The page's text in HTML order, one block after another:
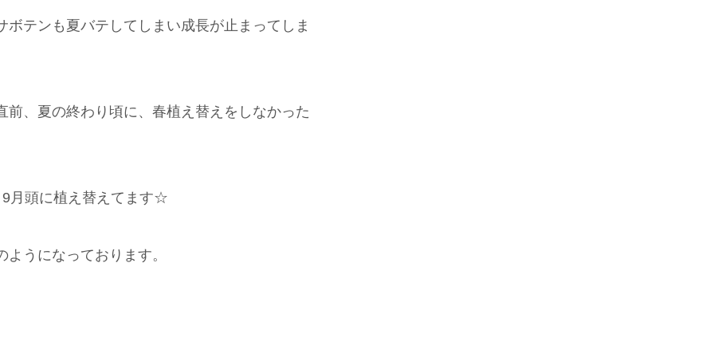
テンも夏バテしてしまい成長が止まってしま
、夏の終わり頃に、春植え替えをしなかった
月頭に植え替えてます☆
うになっております。